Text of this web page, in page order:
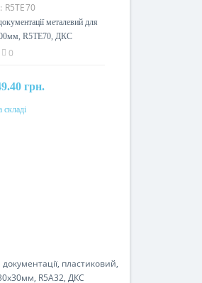
R5TE70
металевий для
R5TE70, ДКС
0
грн.
складі